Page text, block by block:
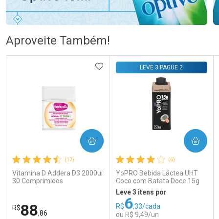
Comprar sem Desconto
Comprar sem Desconto
Comprar sem Desconto
Por R$ 76,78/cada
Comprar sem Desconto
Por R$ 76,78/cada
Aproveite Também!
(17)
Vitamina D Addera D3 2000ui
30 Comprimidos
R$88,86
ADICIONAR AOS FAVORITOS
COMPRAR
(6)
YoPRO Bebida Láctea UHT
Coco com Batata Doce 15g
de proteínas 250ml
LEVE 3 PAGUE 2
Leve 3 itens por
R$6,33/cada
ou R$ 9,49/un
COMPRAR